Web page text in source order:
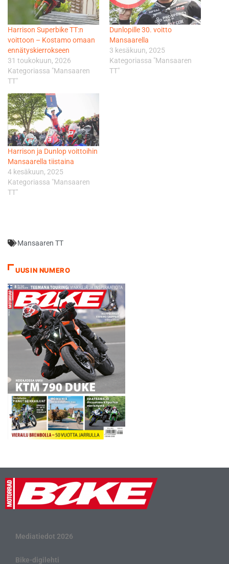
Harrison Superbike TT:n
voittoon – Kostamo omaan
ennätyskierrokseen
31 toukokuun, 2026
Kategoriassa "Mansaaren
TT"
Dunlopille 30. voitto
Mansaarella
3 kesäkuun, 2025
Kategoriassa "Mansaaren
TT"
Harrison ja Dunlop voittoihin
Mansaarella tiistaina
4 kesäkuun, 2025
Kategoriassa "Mansaaren
TT"
Mansaaren TT
UUSIN NUMERO
Mediatiedot 2026
Bike-digilehti